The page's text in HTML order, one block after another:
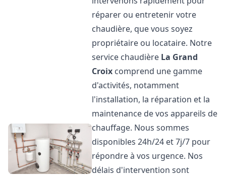
réparer ou entretenir votre
chaudière, que vous soyez
propriétaire ou locataire. Notre
service chaudière La Grand
Croix comprend une gamme
d'activités, notamment
l'installation, la réparation et la
maintenance de vos appareils de
chauffage. Nous sommes
disponibles 24h/24 et 7j/7 pour
répondre à vos urgence. Nos
délais d'intervention sont